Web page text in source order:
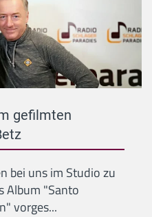
gefilmten
bei uns im Studio zu
Album "Santo
vorges...